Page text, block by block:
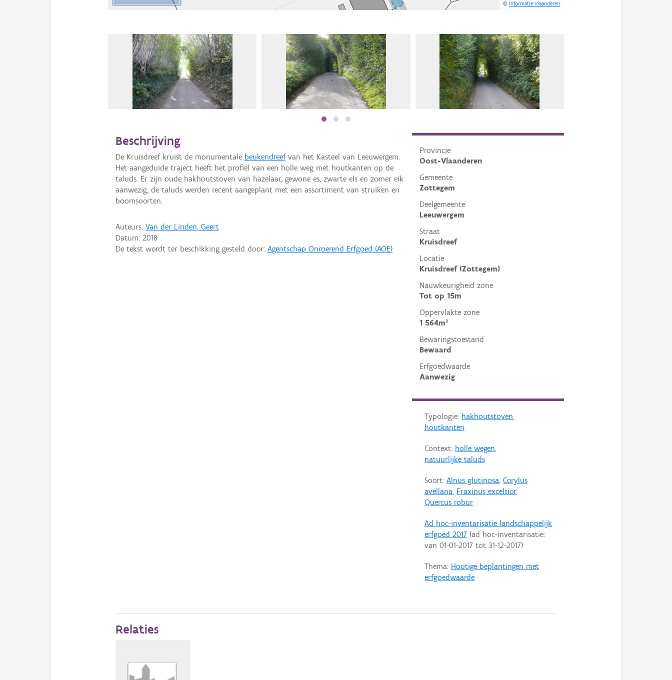
©Informatie Vlaanderen
Provincie
Oost-Vlaanderen
Gemeente
Zottegem
Deelgemeente
Leeuwergem
Straat
Kruisdreef
Locatie
Kruisdreef (Zottegem)
Nauwkeurigheid zone
Tot op 15m
Oppervlakte zone
1 564m²
Bewaringstoestand
Bewaard
Erfgoedwaarde
Aanwezig
Typologie: hakhoutstoven,
houtkanten
Context: holle wegen,
natuurlijke taluds
Soort: Alnus glutinosa, Corylus
avellana, Fraxinus excelsior,
Quercus robur
Ad hoc-inventarisatie landschappelijk
erfgoed 2017(ad hoc-inventarisatie:
van 01-01-2017tot 31-12-2017)
Thema: Houtige beplantingen met
erfgoedwaarde
Beschrijving
De Kruisdreef kruist de monumentale beukendreefvan het Kasteel van Leeuwergem.
Het aangeduide traject heeft het profiel van een holle weg met houtkanten op de
taluds. Er zijn oude hakhoutstoven van hazelaar, gewone es, zwarte els en zomer eik
aanwezig, de taluds werden recent aangeplant met een assortiment van struiken en
boomsoorten.
Auteurs:Van der Linden, Geert
Datum:2018
De tekst wordt ter beschikking gesteld door:Agentschap Onroerend Erfgoed (AOE)
Relaties